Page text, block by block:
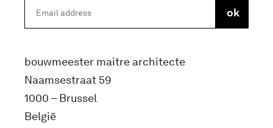
bouwmeester maitre architecte
Naamsestraat 59
1000 – Brussel
België